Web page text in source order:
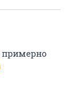
примерно